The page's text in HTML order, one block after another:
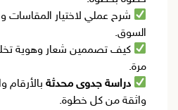
شرح عملي لاختيار المقاسات
السوق.
كيف تصممين شعار وهوية
مرة.
دراسة جدوى محدثة
واثقة من كل خطوة.